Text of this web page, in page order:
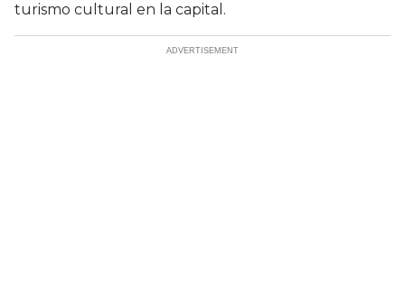
turismo cultural en la capital.